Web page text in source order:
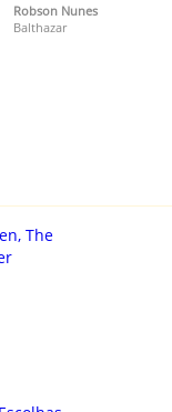
Robson Nunes
Balthazar